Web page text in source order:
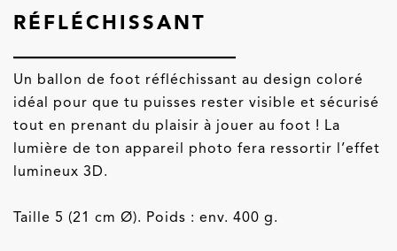
RÉFLÉCHISSANT
Un ballon de foot réfléchissant au design coloré
idéal pour que tu puisses rester visible et sécurisé
tout en prenant du plaisir à jouer au foot ! La
lumière de ton appareil photo fera ressortir l’effet
lumineux 3D.
Taille 5 (21 cm Ø). Poids : env. 400 g.